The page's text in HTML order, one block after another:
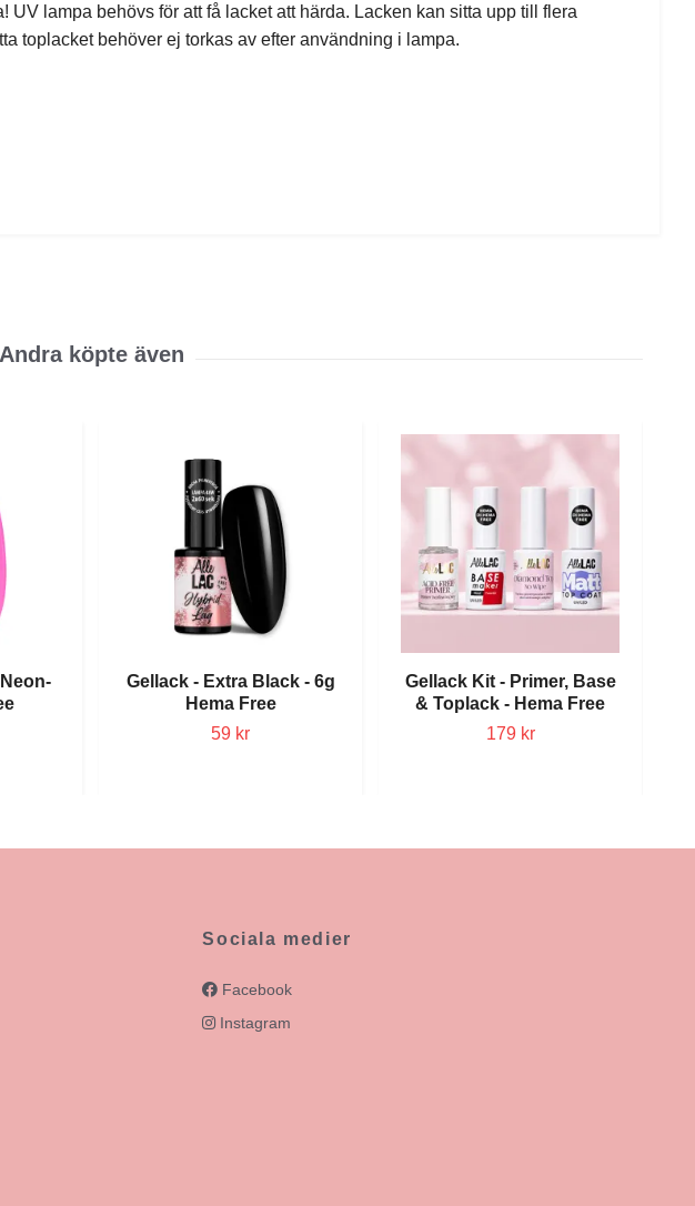
lampa behövs för att få lacket att härda. Lacken kan sitta upp till flera
toplacket behöver ej torkas av efter användning i lampa.
Gellack - Extra Black - 6g
Hema Free
59 kr
Gellack Kit - Primer, Base
& Toplack - Hema Free
179 kr
Sociala medier
Facebook
Instagram